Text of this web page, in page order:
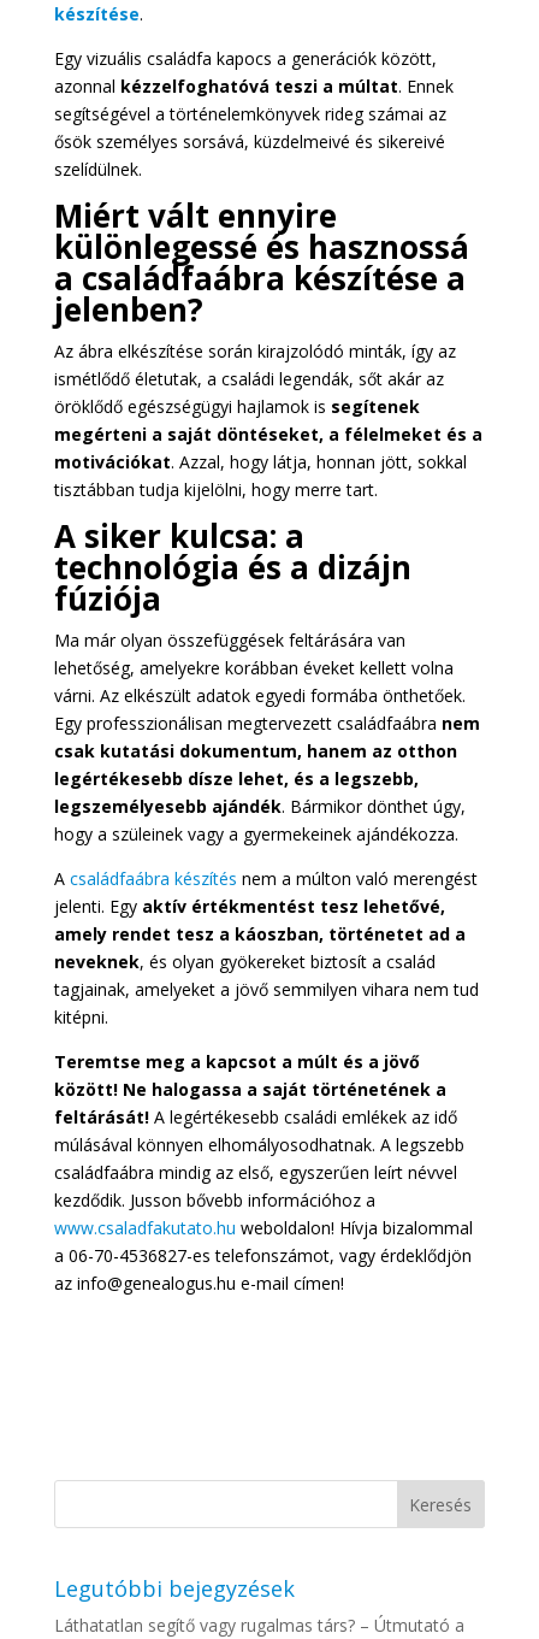
készítése.
Egy vizuális családfa kapocs a generációk között,
azonnal kézzelfoghatóvá teszi a múltat. Ennek
segítségével a történelemkönyvek rideg számai az
ősök személyes sorsává, küzdelmeivé és sikereivé
szelídülnek.
Miért vált ennyire
különlegessé és hasznossá
a családfaábra készítése a
jelenben?
Az ábra elkészítése során kirajzolódó minták, így az
ismétlődő életutak, a családi legendák, sőt akár az
öröklődő egészségügyi hajlamok is segítenek
megérteni a saját döntéseket, a félelmeket és a
motivációkat. Azzal, hogy látja, honnan jött, sokkal
tisztábban tudja kijelölni, hogy merre tart.
A siker kulcsa: a
technológia és a dizájn
fúziója
Ma már olyan összefüggések feltárására van
lehetőség, amelyekre korábban éveket kellett volna
várni. Az elkészült adatok egyedi formába önthetőek.
Egy professzionálisan megtervezett családfaábra nem
csak kutatási dokumentum, hanem az otthon
legértékesebb dísze lehet, és a legszebb,
legszemélyesebb ajándék. Bármikor dönthet úgy,
hogy a szüleinek vagy a gyermekeinek ajándékozza.
A családfaábra készítés nem a múlton való merengést
jelenti. Egy aktív értékmentést tesz lehetővé,
amely rendet tesz a káoszban, történetet ad a
neveknek, és olyan gyökereket biztosít a család
tagjainak, amelyeket a jövő semmilyen vihara nem tud
kitépni.
Teremtse meg a kapcsot a múlt és a jövő
között! Ne halogassa a saját történetének a
feltárását!A legértékesebb családi emlékek az idő
múlásával könnyen elhomályosodhatnak. A legszebb
családfaábra mindig az első, egyszerűen leírt névvel
kezdődik. Jusson bővebb információhoz a
www.csaladfakutato.hu weboldalon! Hívja bizalommal
a 06-70-4536827-es telefonszámot, vagy érdeklődjön
az info@genealogus.hu e-mail címen!
Legutóbbi bejegyzések
Láthatatlan segítő vagy rugalmas társ? – Útmutató a